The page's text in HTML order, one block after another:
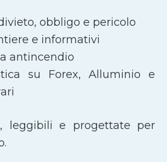
obbligo e pericolo
e informativi
antincendio
su Forex, Alluminio e
leggibili e progettate per